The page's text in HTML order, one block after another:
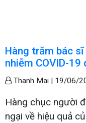
Hàng trăm bác
nhiễm COVID-
Thanh Mai | 19/06/
Hàng chục người
ngại về hiệu quả